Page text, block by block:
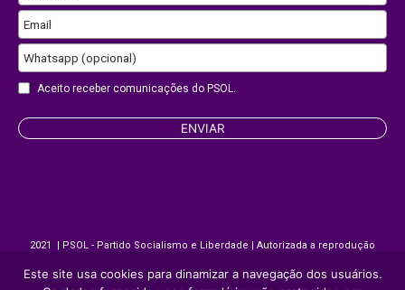
Email
Whatsapp (opcional)
Aceito receber comunicações do PSOL.
Email
Address
ENVIAR
2021 | PSOL - Partido Socialismo e Liberdade | Autorizada a reprodução
desde que citada a fonte.
Este site usa cookies para dinamizar a navegação dos usuários.